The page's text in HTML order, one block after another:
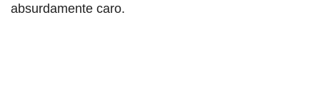
absurdamente caro.